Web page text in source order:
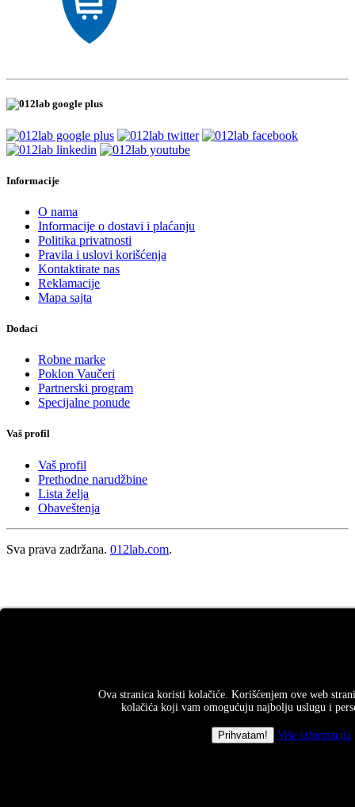
Ova stranica koristi kolačiće. Korišćenjem ove web
kolačića koji vam omogućuju najbolju uslugu i
Više informacija
Informacije
O nama
Informacije o dostavi i plaćanju
Politika privatnosti
Pravila i uslovi korišćenja
Kontaktirate nas
Reklamacije
Mapa sajta
Dodaci
Robne marke
Poklon Vaučeri
Partnerski program
Specijalne ponude
Vaš profil
Vaš profil
Prethodne narudžbine
Lista želja
Obaveštenja
Sva prava zadržana. 012lab.com.